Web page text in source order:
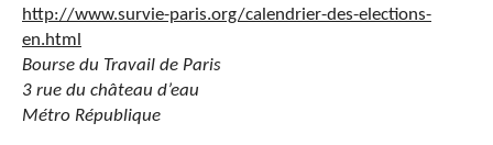
http://www.survie-paris.org/calendrier-des-elections-
en.html
Bourse du Travail de Paris
3 rue du château d’eau
Métro République